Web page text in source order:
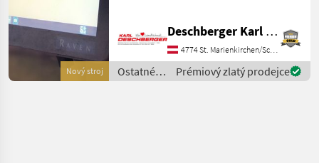
Nový stroj
Lenkung mit integriertem
Lichtbalken - OHNE
MONTAGE CR7 Hauptmer
Deschberger Karl Landtechnik GesmbH & Co KG
4774 St. Marienkirchen/Schärding
Ostatné
traktorové
Prémiový zlatý prodejce